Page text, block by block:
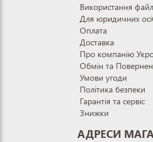
Використання
Для юридичних
Оплата
Доставка
Про компанію
Обмін та
Умови угоди
Політика безпеки
Гарантія та сервіс
Знижки
АДРЕСИ